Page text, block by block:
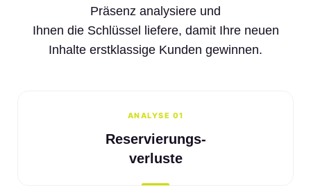
Präsenz analysiere und
Ihnen die Schlüssel liefere, damit Ihre neuen
Inhalte erstklassige Kunden gewinnen.
ANALYSE 01
Reservierungs-
verluste